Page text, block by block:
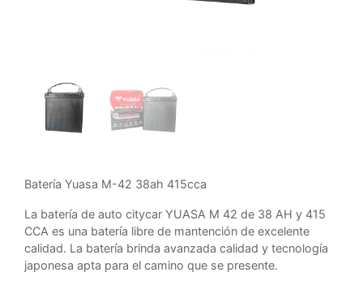
Batería Yuasa M-42 38ah 415cca
La batería de auto citycar YUASA M 42 de 38 AH y 415
CCA es una batería libre de mantención de excelente
calidad. La batería brinda avanzada calidad y tecnología
japonesa apta para el camino que se presente.